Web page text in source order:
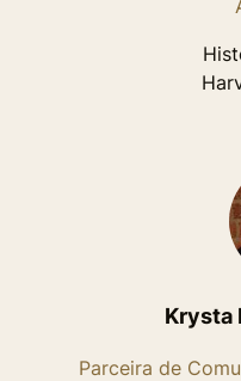
Krysta
Parceira de